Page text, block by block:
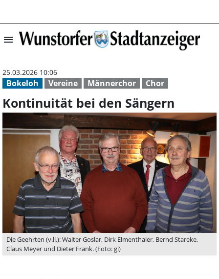
menu Kontinuität bei
Bokeloh Vereine Männerchor Chor
25.03.2026 10:06
Kontinuität bei den Sängern
Die Geehrten (v.li.): Walter Goslar, Dirk Elmenthaler, Bernd Stareke,
Claus Meyer und Dieter Frank. (Foto: gi)